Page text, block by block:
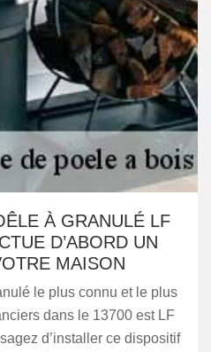
À GRANULÉ LF
D’ABORD UN
MAISON
le plus connu et le plus
dans le 13700 est LF
d’installer ce dispositif